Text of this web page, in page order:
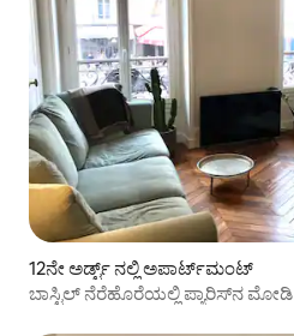
12ನೇ ಅರ್ಡ್ಟ್ ನಲ್ಲಿ ಅಪಾರ್ಟ್‌ಮಂಟ್
ಬಾಸ್ಟಿಲ್ ನೆರೆಹೊರೆಯಲ್ಲಿ ಪ್ಯಾರಿಸ್‌ನ ಮೋಡಿ